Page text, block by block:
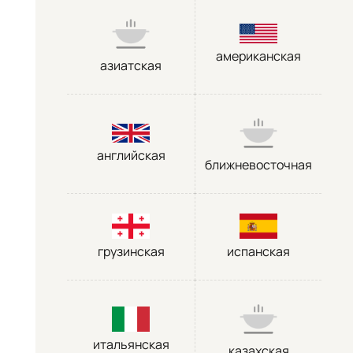
азиатская
американская
английская
ближневосточная
грузинская испанская
итальянская